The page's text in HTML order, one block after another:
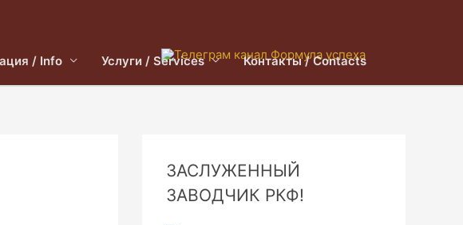
/ Info Услуги / Services Контакты / Contacts
ЗАСЛУЖЕННЫЙ
ЗАВОДЧИК РКФ!